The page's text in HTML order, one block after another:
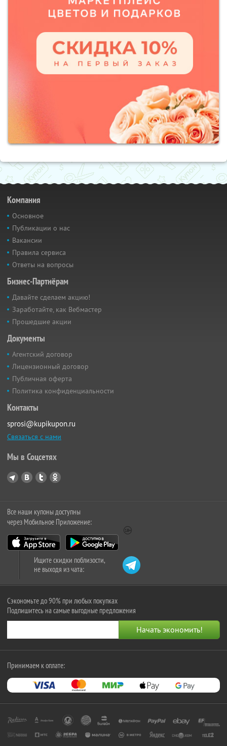
Компания
Основное
Публикации о нас
Вакансии
Правила сервиса
Ответы на вопросы
Бизнес-Партнёрам
Давайте сделаем акцию!
Заработайте, как Вебмастер
Прошедшие акции
Документы
Агентский договор
Лицензионный договор
Публичная оферта
Политика конфиденциальности
Контакты
sprosi@kupikupon.ru
Связаться с нами
Мы в Соцсетях
Все наши купоны доступны
через Мобильное Приложение:
Ищите скидки поблизости,
не выходя из чата:
Сэкономьте до 90% при любых покупках
Подпишитесь на самые выгодные предложения
Принимаем к оплате: